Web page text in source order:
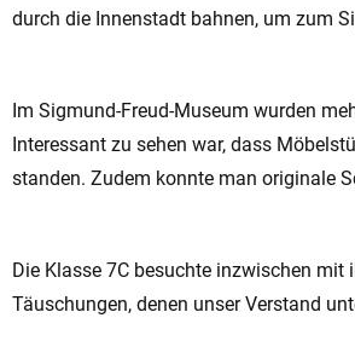
durch die Innenstadt bahnen, um zum
Im Sigmund-Freud-Museum wurden
Interessant zu sehen war, dass
standen. Zudem konnte man originale
Die Klasse 7C besuchte inzwischen
Täuschungen, denen unser Verstand